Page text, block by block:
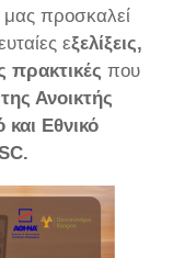
προσκαλεί
εξελίξεις,
πρακτικές που
Ανοικτής
Εθνικό